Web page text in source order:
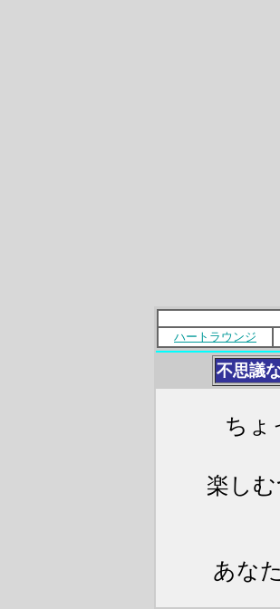
ハートラウンジ
不思議
ちょ
楽し
あな